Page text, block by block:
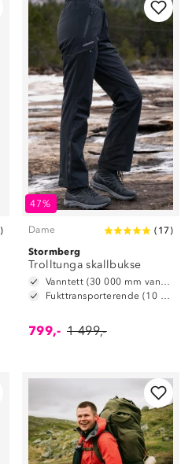
)
47%
Dame ( 17)
Stormberg
Trolltunga skallbukse
Vanntett (30 000 mm vannsøyle)
Fukttransporterende (10 000 g/m2/24t)
799,- 1 499,-